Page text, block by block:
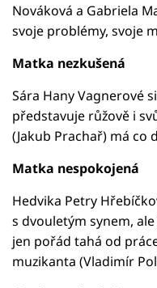
Nováková a Gabriela
svoje problémy, svoje
Matka nezkušená
Sára Hany Vagnerové
představuje růžově i
(Jakub Prachař) má co
Matka nespokojená
Hedvika Petry
s dvouletým synem,
jen pořád tahá od
muzikanta (Vladimír